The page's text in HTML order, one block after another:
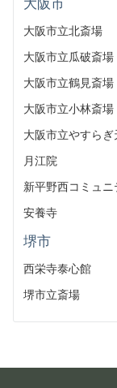
大阪市立北斎場
大阪市立瓜破斎場
大阪市立鶴見斎場
大阪市立小林斎場
大阪市立やすらぎ
月江院
新平野西コミュ
安養寺
堺市
西栄寺泰心館
堺市立斎場